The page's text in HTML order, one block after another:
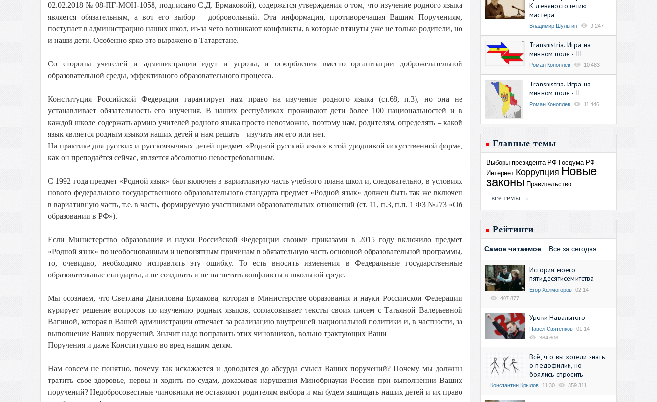
02.02.2018 № 08-ПГ-МОН-1058, подписано С.Д. Ермаковой), содержатся утверждения о том, что изучение родного языка
является обязательным, а вот его выбор – добровольный. Эта информация, противоречащая Вашим Поручениям,
поступает в администрацию наших школ, из-за чего возникают конфликты, в которые втянуты уже не только родители, но
и наши дети. Особенно ярко это выражено в Татарстане.
Со стороны учителей и администрации идут и угрозы, и оскорбления вместо организации доброжелательной
образовательной среды, эффективного образовательного процесса.
Конституция Российской Федерации гарантирует нам право на изучение родного языка (ст.68, п.3), но она не
устанавливает обязательность его изучения. В наших республиках проживают дети более 100 национальностей и в
каждой школе содержать армию учителей родного языка просто невозможно, поэтому нам, родителям, определять – какой
язык является родным языком наших детей и нам решать – изучать им его или нет.
На практике для русских и русскоязычных детей предмет «Родной русский язык» в той уродливой искусственной форме,
как он преподаётся сейчас, является абсолютно невостребованным.
С 1992 года предмет «Родной язык» был включен в вариативную часть учебного плана школ и, следовательно, в условиях
нового федерального государственного образовательного стандарта предмет «Родной язык» должен быть так же включен
в вариативную часть, т.е. в часть, формируемую участниками образовательных отношений (ст. 11, п.3, п.п. 1 ФЗ №273 «Об
образовании в РФ»).
Если Министерство образования и науки Российской Федерации своими приказами в 2015 году включило предмет
«Родной язык» по необоснованным и непонятным причинам в обязательную часть основной образовательной программы,
то, очевидно, необходимо исправлять эту ошибку. То есть вносить изменения в Федеральные государственные
образовательные стандарты, а не создавать и не нагнетать конфликты в школьной среде.
Мы осознаем, что Светлана Даниловна Ермакова, которая в Министерстве образования и науки Российской Федерации
курирует решение вопросов по изучению родных языков, согласовывает тексты своих писем с Татьяной Валерьевной
Вагиной, которая в Вашей администрации отвечает за реализацию внутренней национальной политики и, в частности, за
выполнение Ваших поручений. Значит надо поправить этих чиновников, вольно трактующих Ваши
Поручения и даже Конституцию во вред нашим детям.
Нам совсем не понятно, почему так искажается и доводится до абсурда смысл Ваших поручений? Почему мы должны
тратить свое здоровье, нервы и ходить по судам, доказывая нарушения Минобрнауки России при выполнении Ваших
поручений? Недобросовестные чиновники не оставляют родителям выбора и мы будем защищать наших детей и их право
К девяностолетию
мастера
Владимир Шульгин 9 247
Transnistria. Игра на
минном поле - III
Роман Коноплев 10 483
Transnistria. Игра на
минном поле - II
Роман Коноплев 11 446
Главные темы
Выборы президента РФ Госдума РФ
Интернет Коррупция Новые
законы Правительство
все темы →
Рейтинги
Самое читаемое Все за сегодня
История моего
пятидесятисемитства
Егор Холмогоров 02:14
407 877
Уроки Навального
Павел Святенков 01:14
364 606
Всё, что вы хотели знать
о педофилии, но
боялись спросить
Константин Крылов 11:30 359 311